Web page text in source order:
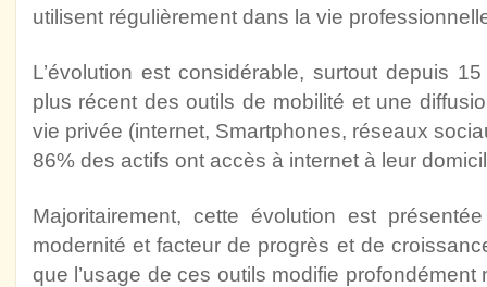
utilisent régulièrement dans la vie
L’évolution est considérable, surtout depuis
plus récent des outils de mobilité et une
vie privée (internet, Smartphones, réseaux
86% des actifs ont accès à internet à leur
Majoritairement, cette évolution est
modernité et facteur de progrès et de
que l’usage de ces outils modifie profondément